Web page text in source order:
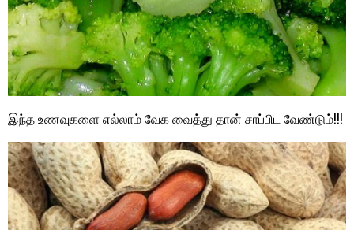
இந்த உணவுகளை எல்லாம் வேக வைத்து தான் சாப்பிட வேண்டும்!!!